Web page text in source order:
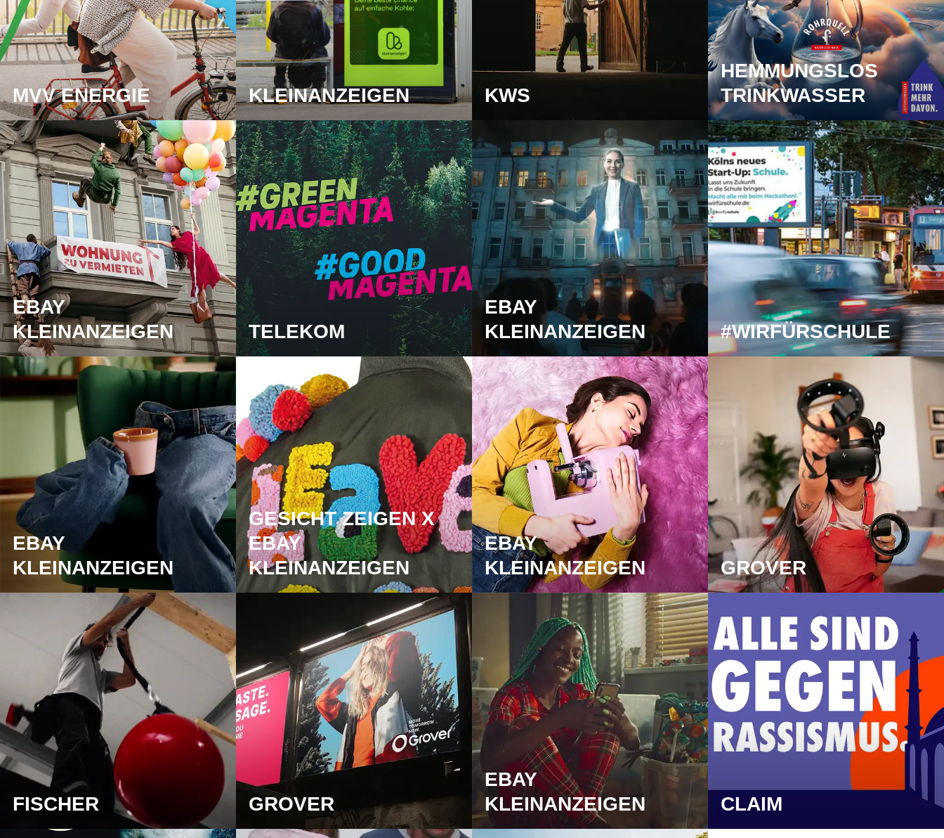
MVV ENERGIE KLEINANZEIGEN KWS
HEMMUNGSLOS
TRINKWASSER
EBAY
KLEINANZEIGEN
TELEKOM
EBAY
KLEINANZEIGEN
#WIRFÜRSCHULE
EBAY
KLEINANZEIGEN
GESICHT ZEIGEN X
EBAY
KLEINANZEIGEN
EBAY
KLEINANZEIGEN
GROVER
FISCHER GROVER
EBAY
KLEINANZEIGEN
CLAIM